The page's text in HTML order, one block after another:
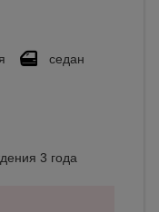
седан
3 года